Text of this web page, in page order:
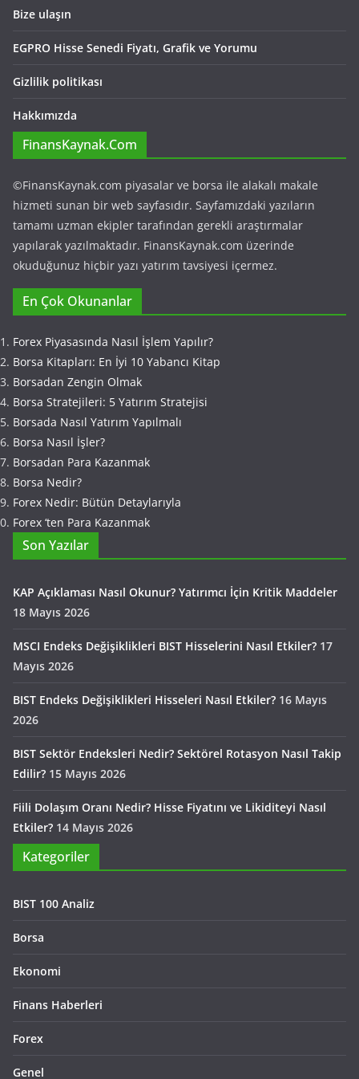
Bize ulaşın
EGPRO Hisse Senedi Fiyatı, Grafik ve Yorumu
Gizlilik politikası
Hakkımızda
FinansKaynak.Com
©FinansKaynak.com piyasalar ve borsa ile alakalı makale
hizmeti sunan bir web sayfasıdır. Sayfamızdaki yazıların
tamamı uzman ekipler tarafından gerekli araştırmalar
yapılarak yazılmaktadır. FinansKaynak.com üzerinde
okuduğunuz hiçbir yazı yatırım tavsiyesi içermez.
En Çok Okunanlar
Forex Piyasasında Nasıl İşlem Yapılır?
Borsa Kitapları: En İyi 10 Yabancı Kitap
Borsadan Zengin Olmak
Borsa Stratejileri: 5 Yatırım Stratejisi
Borsada Nasıl Yatırım Yapılmalı
Borsa Nasıl İşler?
Borsadan Para Kazanmak
Borsa Nedir?
Forex Nedir: Bütün Detaylarıyla
Forex ‘ten Para Kazanmak
Son Yazılar
KAP Açıklaması Nasıl Okunur? Yatırımcı İçin Kritik Maddeler
18 Mayıs 2026
MSCI Endeks Değişiklikleri BIST Hisselerini Nasıl Etkiler? 17
Mayıs 2026
BIST Endeks Değişiklikleri Hisseleri Nasıl Etkiler? 16 Mayıs
2026
BIST Sektör Endeksleri Nedir? Sektörel Rotasyon Nasıl Takip
Edilir? 15 Mayıs 2026
Fiili Dolaşım Oranı Nedir? Hisse Fiyatını ve Likiditeyi Nasıl
Etkiler? 14 Mayıs 2026
Kategoriler
BIST 100 Analiz
Borsa
Ekonomi
Finans Haberleri
Forex
Genel